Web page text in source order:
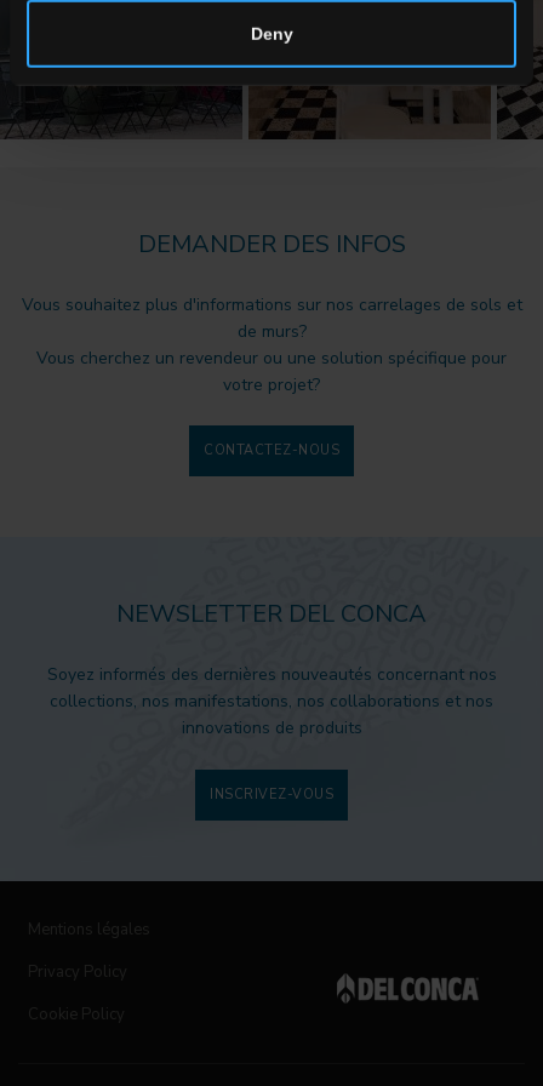
Deny
DEMANDER DES INFOS
Vous souhaitez plus d'informations sur nos carrelages de sols et
de murs?
Vous cherchez un revendeur ou une solution spécifique pour
votre projet?
CONTACTEZ-NOUS
NEWSLETTER DEL CONCA
Soyez informés des dernières nouveautés concernant nos
collections, nos manifestations, nos collaborations et nos
innovations de produits
INSCRIVEZ-VOUS
Mentions légales
Privacy Policy
Cookie Policy